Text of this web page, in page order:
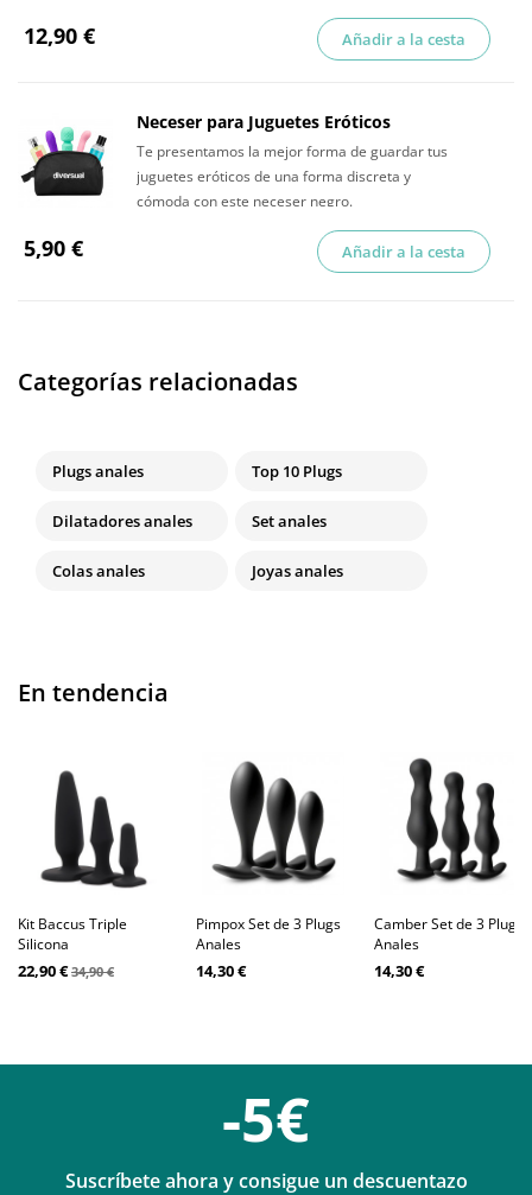
12,90 € Añadir a la cesta
Neceser para Juguetes Eróticos
Te presentamos la mejor forma de guardar tus
juguetes eróticos de una forma discreta y
cómoda con este neceser negro.
5,90 € Añadir a la cesta
Categorías relacionadas
Plugs anales Top 10 Plugs
Dilatadores anales Set anales
Colas anales Joyas anales
En tendencia
Kit Baccus Triple
Silicona
22,90 €34,90 €
Pimpox Set de 3 Plugs
Anales
14,30 €
Camber Set de 3 Plugs
Anales
14,30 €
-5€
Suscríbete ahora y consigue un descuentazo